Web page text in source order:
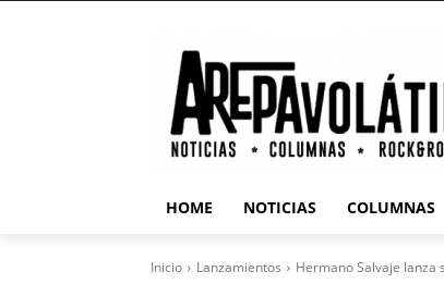
HOME NOTICIAS COLUMNAS
Inicio Lanzamientos Hermano Salvaje lanza